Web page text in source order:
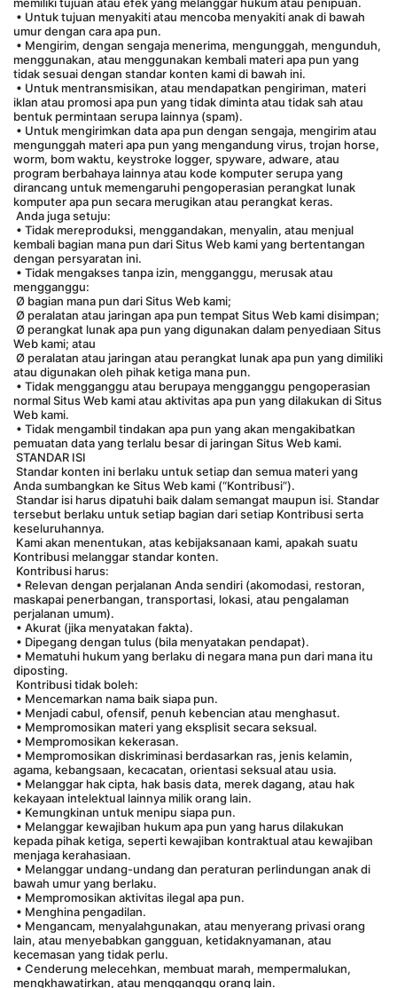
umur dengan cara apa pun.
menggunakan, atau menggunakan kembali materi apa pun yang
tidak sesuai dengan standar konten kami di bawah ini.
iklan atau promosi apa pun yang tidak diminta atau tidak sah atau
bentuk permintaan serupa lainnya (spam).
mengunggah materi apa pun yang mengandung virus, trojan horse,
worm, bom waktu, keystroke logger, spyware, adware, atau
program berbahaya lainnya atau kode komputer serupa yang
dirancang untuk memengaruhi pengoperasian perangkat lunak
komputer apa pun secara merugikan atau perangkat keras.
Anda juga setuju:
kembali bagian mana pun dari Situs Web kami yang bertentangan
dengan persyaratan ini.
mengganggu:
Ø bagian mana pun dari Situs Web kami;
Ø peralatan atau jaringan apa pun tempat Situs Web kami disimpan;
Web kami; atau
atau digunakan oleh pihak ketiga mana pun.
normal Situs Web kami atau aktivitas apa pun yang dilakukan di Situs
Web kami.
pemuatan data yang terlalu besar di jaringan Situs Web kami.
STANDAR ISI
Anda sumbangkan ke Situs Web kami (“Kontribusi”).
tersebut berlaku untuk setiap bagian dari setiap Kontribusi serta
keseluruhannya.
Kontribusi melanggar standar konten.
Kontribusi harus:
maskapai penerbangan, transportasi, lokasi, atau pengalaman
perjalanan umum).
• Akurat (jika menyatakan fakta).
• Dipegang dengan tulus (bila menyatakan pendapat).
diposting.
Kontribusi tidak boleh:
• Mencemarkan nama baik siapa pun.
• Menjadi cabul, ofensif, penuh kebencian atau menghasut.
• Mempromosikan materi yang eksplisit secara seksual.
• Mempromosikan kekerasan.
agama, kebangsaan, kecacatan, orientasi seksual atau usia.
kekayaan intelektual lainnya milik orang lain.
• Kemungkinan untuk menipu siapa pun.
kepada pihak ketiga, seperti kewajiban kontraktual atau kewajiban
menjaga kerahasiaan.
bawah umur yang berlaku.
• Mempromosikan aktivitas ilegal apa pun.
• Menghina pengadilan.
lain, atau menyebabkan gangguan, ketidaknyamanan, atau
kecemasan yang tidak perlu.
mengkhawatirkan, atau mengganggu orang lain.